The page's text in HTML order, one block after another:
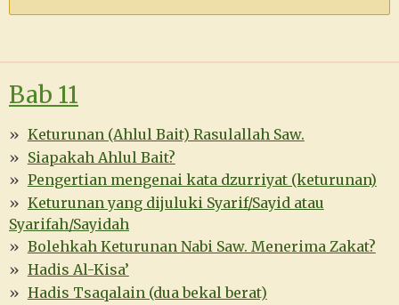
Bab 11
Keturunan (Ahlul Bait) Rasulallah Saw.
Siapakah Ahlul Bait?
Pengertian mengenai kata dzurriyat (keturunan)
Keturunan yang dijuluki Syarif/Sayid atau
Syarifah/Sayidah
Bolehkah Keturunan Nabi Saw. Menerima Zakat?
Hadis Al-Kisa’
Hadis Tsaqalain (dua bekal berat)